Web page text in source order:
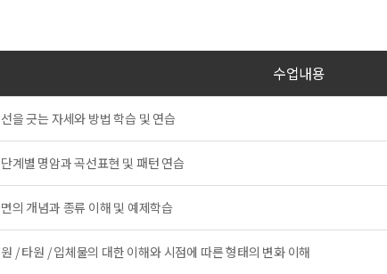
수업내용
선을 긋는 자세와 방법 학습 및 연습
단계별 명암과 곡선표현 및 패턴 연습
면의 개념과 종류 이해 및 예제학습
원 / 타원 / 입체물의 대한 이해와 시점에 따른 형태의 변화 이해